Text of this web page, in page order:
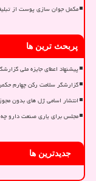
مکمل جوان سازی پوست از
پربحث ترین ها
پیشنهاد اعطای جایزه ملی
گزارشگر سلامت رکن چهارم
انتشار اسامی ژل های بدون
مجلس برای یاری صنعت دارو
جدیدترین ها